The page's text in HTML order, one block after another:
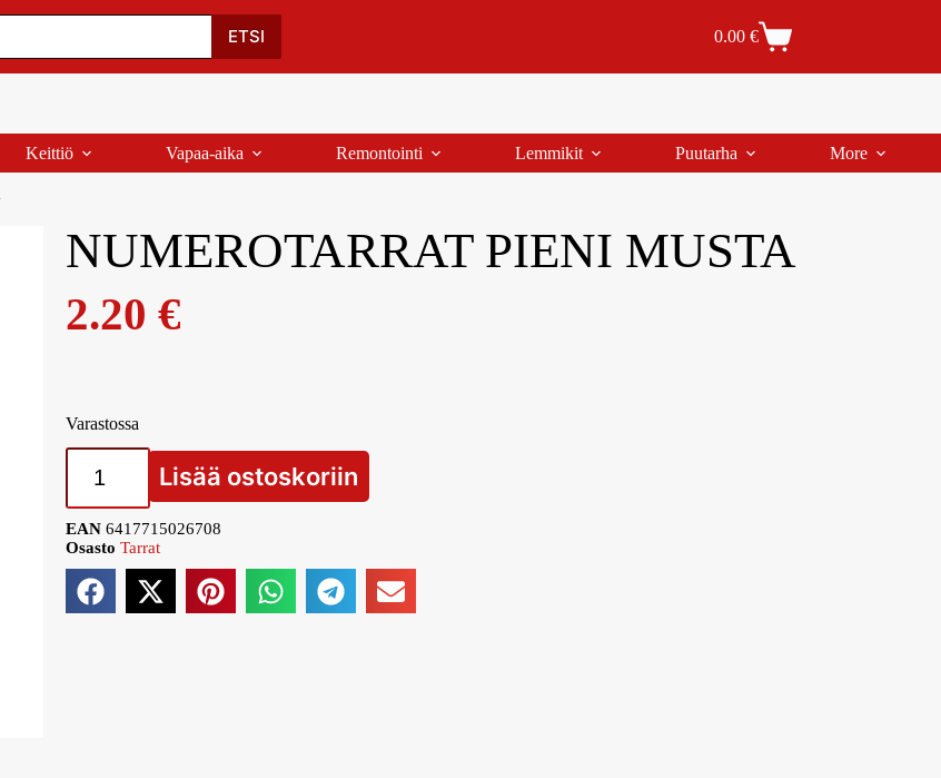
Oma Tili Ostoskori Yhteystiedot Tilauksen peruutus
ETSI 0.00 €
Keittiö Vapaa-aika Remontointi Lemmikit Puutarha More
NUMEROTARRAT PIENI MUSTA
2.20 €
Varastossa
Lisää ostoskoriin
EAN 6417715026708
Osasto Tarrat